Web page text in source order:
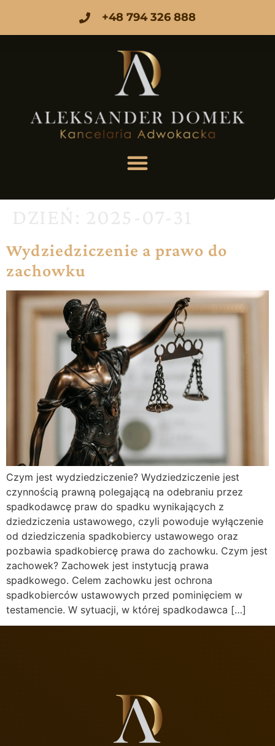
+48 794 326 888
Wydziedziczenie a prawo do
zachowku
Czym jest wydziedziczenie? Wydziedziczenie jest
czynnością prawną polegającą na odebraniu przez
spadkodawcę praw do spadku wynikających z
dziedziczenia ustawowego, czyli powoduje wyłączenie
od dziedziczenia spadkobiercy ustawowego oraz
pozbawia spadkobiercę prawa do zachowku. Czym jest
zachowek? Zachowek jest instytucją prawa
spadkowego. Celem zachowku jest ochrona
spadkobierców ustawowych przed pominięciem w
testamencie. W sytuacji, w której spadkodawca […]